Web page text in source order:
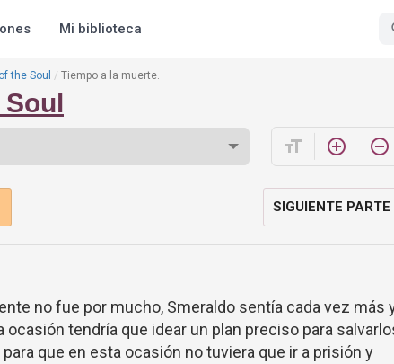
Mi biblioteca
the Soul Tiempo a la muerte.
Soul
format_size add_circle_outline remove_circle_outline
SIGUIENTE PARTE
no fue por mucho, Smeraldo sentía cada vez más
tendría que idear un plan preciso para
que en esta ocasión no tuviera que ir a prisión y